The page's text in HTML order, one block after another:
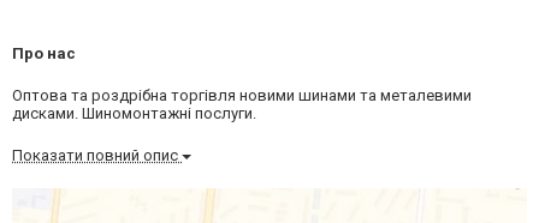
Про нас
Оптова та роздрібна торгівля новими шинами та металевими
дисками. Шиномонтажні послуги.
Показати повний опис